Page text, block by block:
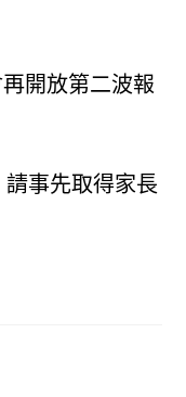
開放第二波報
事先取得家長